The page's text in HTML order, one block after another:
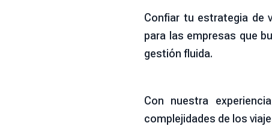
Confiar tu estrategia de
para las empresas que
gestión fluida.
Con nuestra
complejidades de los